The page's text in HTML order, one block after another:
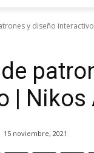
y diseño
| Nikos
15 noviembre, 2021